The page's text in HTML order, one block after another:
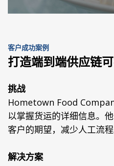
客户成功案例
打造端到端供应链
挑战
Hometown Food
以掌握货运的详细信息。
客户的期望，减少人工流程
解决方案